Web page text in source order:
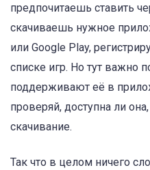
предпочитаешь ставить
скачиваешь нужное
или Google Play,
списке игр. Но тут важно
поддерживают её в
проверяй, доступна ли
скачивание.
Так что в целом ничего